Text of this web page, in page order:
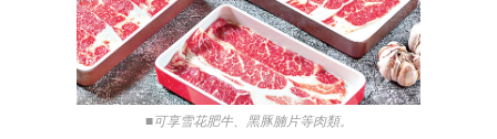
■可享雪花肥牛、黑豚腩片等肉類。